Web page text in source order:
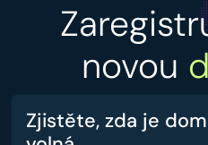
novou
Zjistěte, zda je